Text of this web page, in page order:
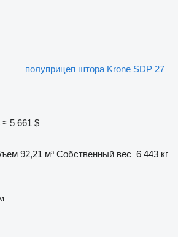
полуприцеп штора Krone SDP 27
≈ 5 661 $
92,21 м³ Собственный вес 6 443 кг